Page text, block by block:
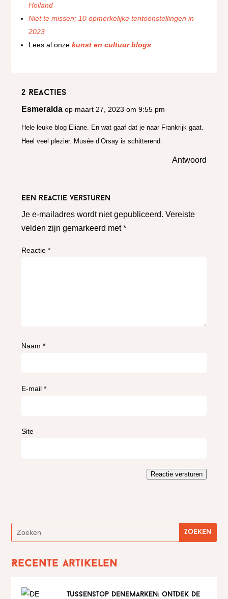
Holland
Niet te missen; 10 opmerkelijke tentoonstellingen in
2023
Lees al onzekunst en cultuur blogs
2 Reacties
Esmeralda op maart 27, 2023 om 9:55 pm
Hele leuke blog Eliane. En wat gaaf dat je naar Frankrijk gaat.
Heel veel plezier. Musée d’Orsay is schitterend.
Antwoord
Een reactie versturen
Je e-mailadres wordt niet gepubliceerd. Vereiste
velden zijn gemarkeerd met*
Reactie*
Naam*
E-mail*
Site
Reactie versturen
Recente artikelen
tussenstop denemarken: ontdek de